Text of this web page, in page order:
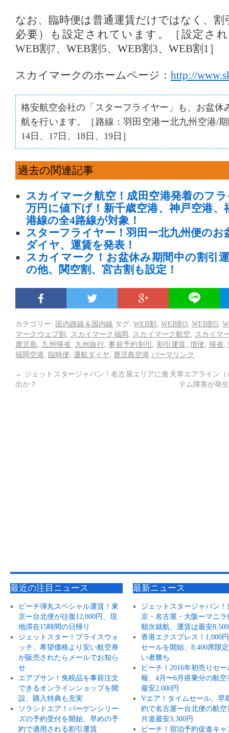
なお、臨時便は普通運賃だけではなく、割
必要）も設定されています。［設定さ
WEB割7、WEB割5、WEB割3、WEB割1］
スカイマークのホームページ： http://
格安航空会社の「スターフライヤー」も、お盆休
航を行います。［路線：羽田空港ー北九州空港/
14日、17日、18日、19日］
過去の関連記事
スカイマーク航空！成田空港発着のフ
万円に値下げ！新千歳空港、神戸空港、
港線の全4路線が対象！
スターフライヤー！羽田ー北九州便のお
ダイヤ、運賃を発表！
スカイマーク！お盆休み期間中の割引
の他、関空割、宮古割も設定！
カテゴリー: 国内路線＆国内線 タグ:WEB割 WEB割3, WEB割5 ,
マークウェブ割
スカイマーク福岡 スカイマーク航空
スカイマ
鹿児島
九州帰省 九州旅行 ,事前予約割引 割引運賃 ,増便 帰省
福岡空港 臨時便 運航ダイヤ 鹿児島空港 パーマリンク
← ジェットスタージャパン！名古屋エリアに進
出か？
天草エアライン
テム障害が発
最近の注目ニュース
ピーチ弾丸スペシャル運賃！東
京ー台北便が往復12,000円、現
地滞在15時間の日帰り
ジェットスター！プライスウォ
ッチ、希望価格より安い航空券
が販売されたらメールでお知ら
せ
エアプサン！免税品を事前注文
できるオンラインショップを開
設、購入特典も充実
ソラシドエア！バーゲンシリー
ズの予約受付を開始、早めの予
約で適用される割引運賃
最新ニュース
ジェットスタージャパン！
京・名古屋・大阪ーマニラ
順次就航、運賃は最安
香港エクスプレス！1,000
セールを開始、8,400席限
い者勝ち
ピーチ！2016年初売りセー
報、4月〜6月搭乗分の航空
最安2,000円
Vエア！タイムセール、早
約で名古屋ー台北便の航空
片道最安3,300円
ピーチ！宿泊予約促進キャ